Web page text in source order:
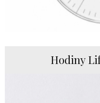
Hodiny